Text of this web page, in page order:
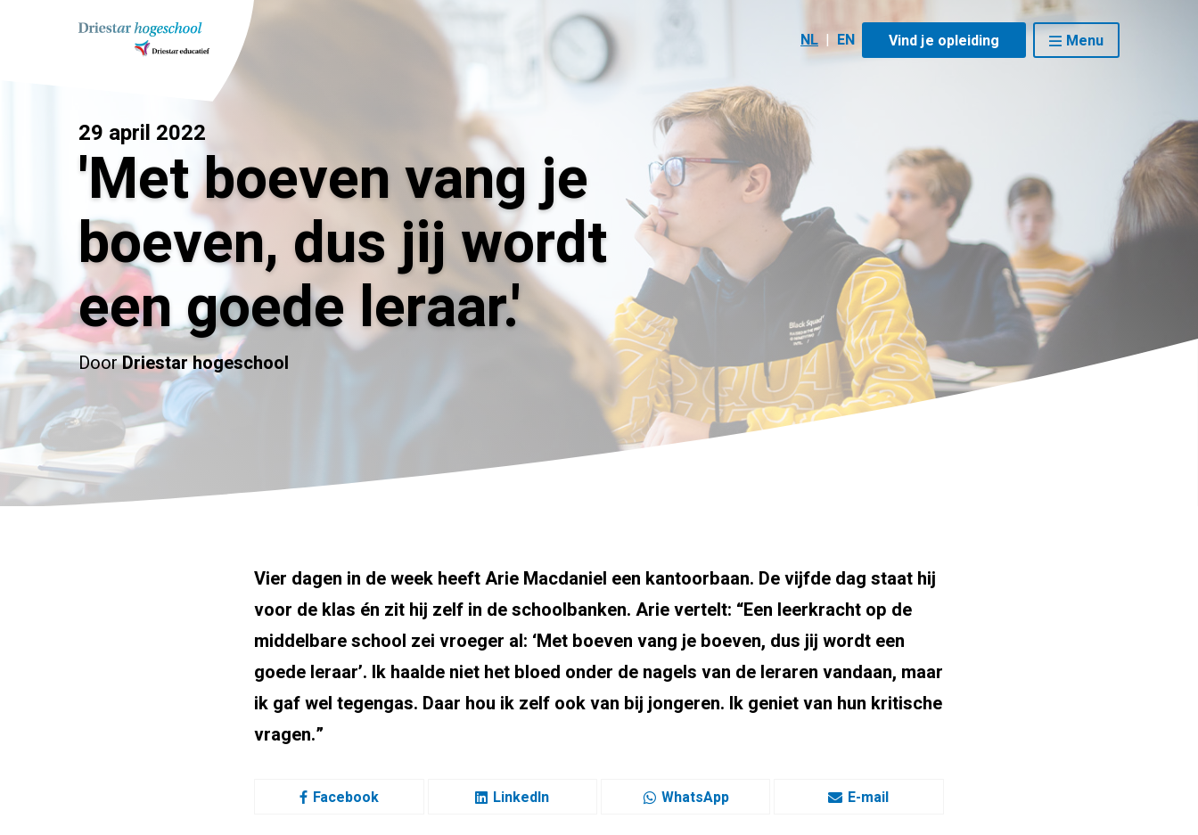
NL | EN Vind je opleiding Menu
29 april 2022
'Met boeven vang je
boeven, dus jij wordt
een goede leraar.'
DoorDriestar hogeschool
Vier dagen in de week heeft Arie Macdaniel een kantoorbaan. De vijfde dag staat hij
voor de klas én zit hij zelf in de schoolbanken. Arie vertelt: “Een leerkracht op de
middelbare school zei vroeger al: ‘Met boeven vang je boeven, dus jij wordt een
goede leraar’. Ik haalde niet het bloed onder de nagels van de leraren vandaan, maar
ik gaf wel tegengas. Daar hou ik zelf ook van bij jongeren. Ik geniet van hun kritische
vragen.”
Facebook LinkedIn WhatsApp E-mail